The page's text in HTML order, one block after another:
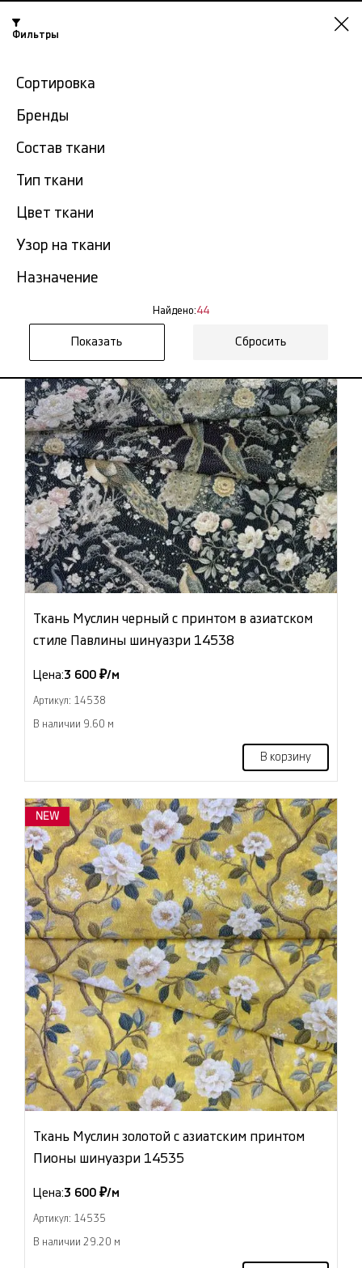
Нижний
Новгород
-15% на ткани по промокоду NY15
ГлавнаяХлопковые ткани
Блузочный хлопок в
Фильтры
Сортировка
Бренды
Состав ткани
Тип ткани
Цвет ткани
Узор на ткани
Назначение
Найдено:44
Сбросить
Ткань Муслин черный с принтом в азиатском
стиле Павлины шинуазри 14538
Цена:3 600 ₽/м
Артикул: 14538
В наличии 9.60 м
В корзину
NEW
Ткань Муслин золотой с азиатским принтом
Пионы шинуазри 14535
Цена:3 600 ₽/м
Артикул: 14535
В наличии 29.20 м